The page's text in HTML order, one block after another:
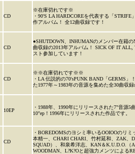
CD
※在庫切れです※
・90'S LA HARDCOREを代表する「
作アルバム！ 全12曲収録です！
CD
●SHUTDOWN、INHUMANのメンバー在籍
曲収録の2013年アルバム！ SICK OF IT
スト参加しています！
CD
※※在庫切れです※※
・LA 伝説的の70'sPUNK BAND「GERMS」
た1977年～1983年の音源を集めた全30曲収録
10EP
・1988年、1990年にリリースされた7"音源
10"ep！1996年にリリースされた作品です。
CD
・BOREDOMSのヨシミ率いるOOIOOのリ
本精一、CHARI CHARI、竹村延和、ZAK、
SQUAD）、和泉希洋志、KAN＆K.U.D.O.（
WOODMAN、L?K?Oと超強力メンツによる